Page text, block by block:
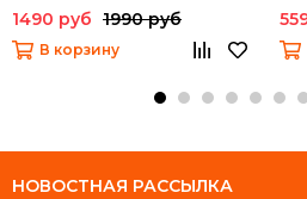
(MJSD01YL)
1490 руб 1990 руб
В корзину
НОВОСТНАЯ РАССЫЛКА